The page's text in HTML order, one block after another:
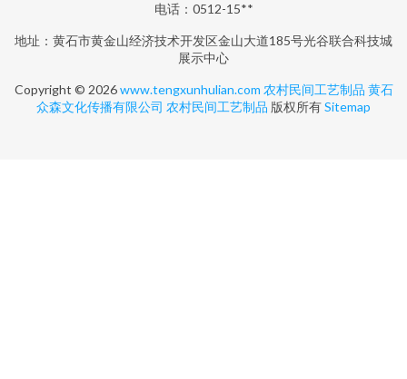
电话：0512-15**
地址：黄石市黄金山经济技术开发区金山大道185号光谷联合科技城
展示中心
Copyright © 2026www.tengxunhulian.com 农村民间工艺制品 黄石
众森文化传播有限公司 农村民间工艺制品 版权所有Sitemap